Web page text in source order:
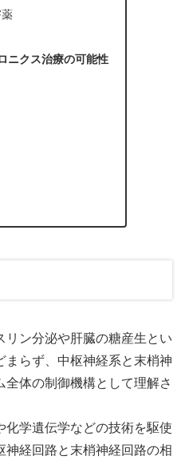
ニクス治療の可能性
ン分泌や肝臓の糖産生とい
まらず、中枢神経系と末梢神
体の制御機構として理解さ
学遺伝学などの技術を駆使
神経回路と末梢神経回路の相